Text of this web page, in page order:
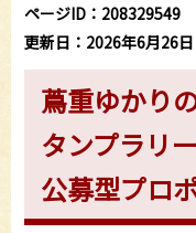
ページID：208329549
更新日：2026年6月26日
蔦重ゆかり
タンプラリ
公募型プロ